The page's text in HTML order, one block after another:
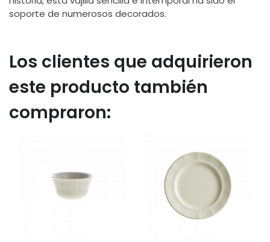
soporte de numerosos decorados.
Los clientes que adquirieron
este producto también
compraron: